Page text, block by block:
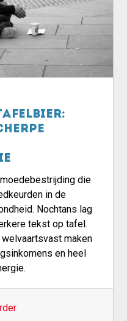
die
in de
Nochtans lag
tekst op tafel.
maken
en heel